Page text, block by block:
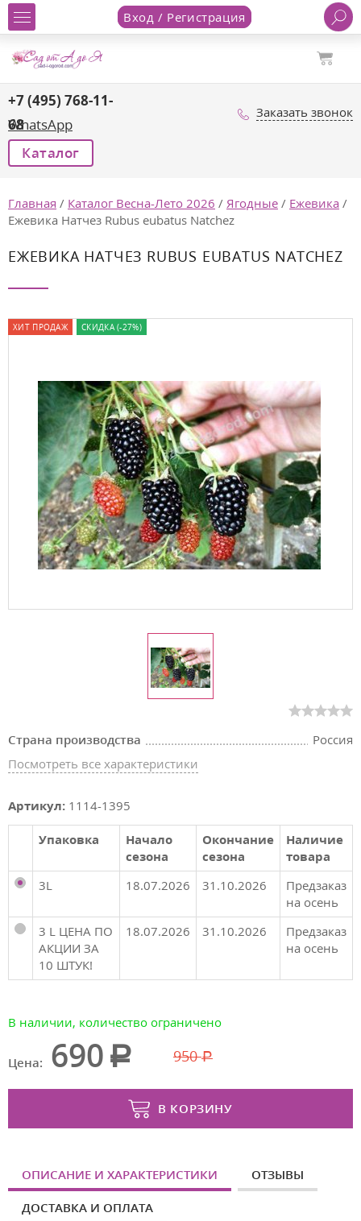
Вход / Регистрация
+7 (495) 768-11-
68
WhatsApp
Заказать звонок
Каталог
Главная / Каталог Весна-Лето 2026 / Ягодные / Ежевика /
Ежевика Натчез Rubus eubatus Natchez
ЕЖЕВИКА НАТЧЕЗ RUBUS EUBATUS NATCHEZ
ХИТ ПРОДАЖ СКИДКА (-27%)
Страна производства
Россия
Посмотреть все характеристики
Артикул: 1114-1395
Упаковка
Начало
сезона
Окончание
сезона
Наличие
товара
3L
18.07.2026 31.10.2026
Предзаказ
на осень
3 L ЦЕНА ПО
АКЦИИ ЗА
10 ШТУК!
18.07.2026 31.10.2026
Предзаказ
на осень
В наличии, количество ограничено
Цена: 690 950
В КОРЗИНУ
ОПИСАНИЕ И ХАРАКТЕРИСТИКИ ОТЗЫВЫ
ДОСТАВКА И ОПЛАТА